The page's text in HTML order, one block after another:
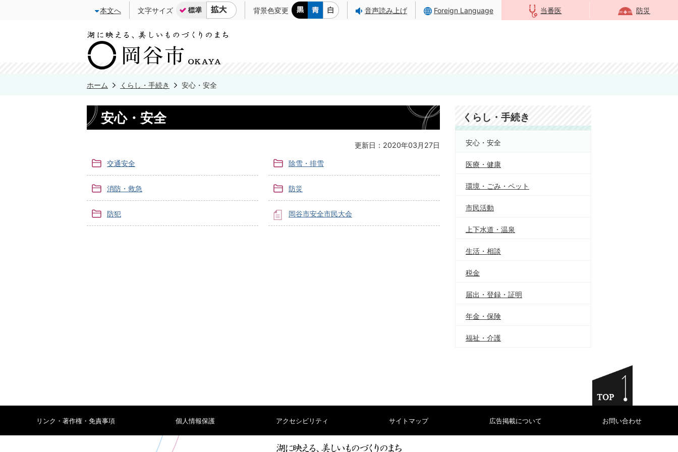
本文へ 文字サイズ 背景色変更 音声読み上げ Foreign Language 当番医 防災
ホーム くらし・手続き 安心・安全
安心・安全
更新日：2020年03月27日
交通安全 除雪・排雪
消防・救急 防災
防犯 岡谷市安全市民大会
くらし・手続き
安心・安全
医療・健康
環境・ごみ・ペット
市民活動
上下水道・温泉
生活・相談
税金
届出・登録・証明
年金・保険
福祉・介護
リンク・著作権・免責事項 個人情報保護 アクセシビリティ サイトマップ 広告掲載について お問い合わせ